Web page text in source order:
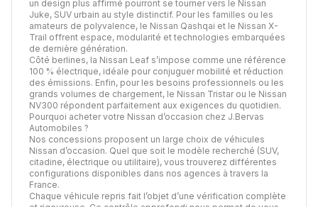
un design plus affirmé pourront se tourner vers le Nissan
Juke, SUV urbain au style distinctif. Pour les familles ou les
amateurs de polyvalence, le Nissan Qashqai et le Nissan X-
Trail offrent espace, modularité et technologies embarquées
de dernière génération.
Côté berlines, la Nissan Leaf s’impose comme une référence
100 % électrique, idéale pour conjuguer mobilité et réduction
des émissions. Enfin, pour les besoins professionnels ou les
grands volumes de chargement, le Nissan Tristar ou le Nissan
NV300 répondent parfaitement aux exigences du quotidien.
Pourquoi acheter votre Nissan d’occasion chez J.Bervas
Automobiles ?
Nos concessions proposent un large choix de véhicules
Nissan d’occasion. Quel que soit le modèle recherché (SUV,
citadine, électrique ou utilitaire), vous trouverez différentes
configurations disponibles dans nos agences à travers la
France.
Chaque véhicule repris fait l’objet d’une vérification complète